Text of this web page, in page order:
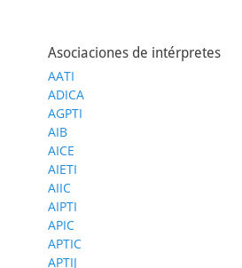
Asociaciones de intérpretes
AATI
ADICA
AGPTI
AIB
AICE
AIETI
AIIC
AIPTI
APIC
APTIC
APTIJ